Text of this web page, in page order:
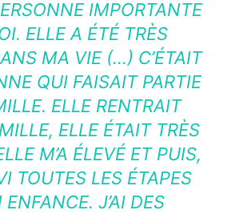
IMPORTANTE
ELLE A ÉTÉ TRÈS
MA VIE (…) C’ÉTAIT
QUI FAISAIT PARTIE
ELLE RENTRAIT
ELLE ÉTAIT TRÈS
M’A ÉLEVÉ ET PUIS,
TOUTES LES ÉTAPES
J’AI DES